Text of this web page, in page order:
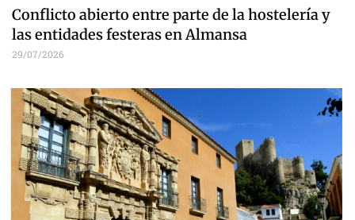
Conflicto abierto entre parte de la hostelería y
las entidades festeras en Almansa
29/07/2026